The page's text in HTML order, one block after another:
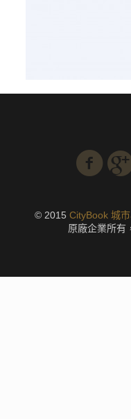
© 2015 CityBook 城
原廠企業所有